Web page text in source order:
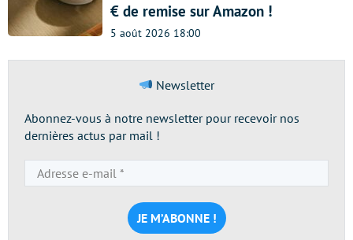
€ de remise sur Amazon !
5 août 2026 18:00
Newsletter
Abonnez-vous à notre newsletter pour recevoir nos
dernières actus par mail !
e-
mail
*